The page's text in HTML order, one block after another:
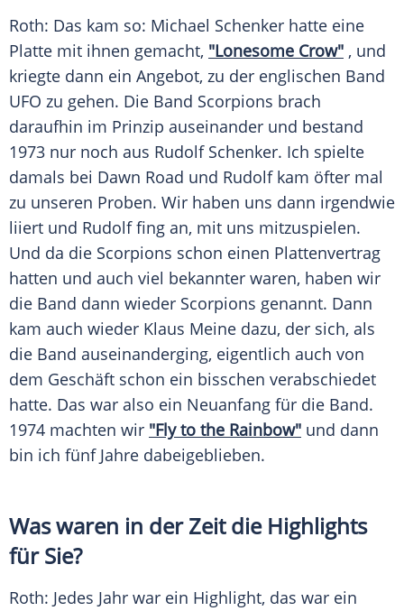
Roth: Das kam so: Michael Schenker hatte eine
Platte mit ihnen gemacht, "Lonesome Crow" , und
kriegte dann ein Angebot, zu der englischen Band
UFO zu gehen. Die Band Scorpions brach
daraufhin im Prinzip auseinander und bestand
1973 nur noch aus Rudolf Schenker. Ich spielte
damals bei Dawn Road und Rudolfkam öfter mal
zu unseren Proben. Wir haben uns dann irgendwie
liiert und Rudolffing an, mit uns mitzuspielen.
Und da die Scorpions schon einen Plattenvertrag
hatten und auch viel bekannter waren, haben wir
die Band dann wieder Scorpions genannt. Dann
kam auch wieder Klaus Meine dazu, der sich, als
die Band auseinanderging, eigentlich auch von
dem Geschäft schon ein bisschen verabschiedet
hatte. Das war also ein Neuanfang für die Band.
1974 machten wir "Fly to the Rainbow" und dann
bin ich fünf Jahre dabeigeblieben.
Was waren in der Zeit die Highlights
für Sie?
Roth: Jedes Jahr war ein Highlight, das war ein